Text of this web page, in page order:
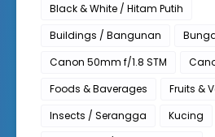
Black & White / Hitam Putih
Buildings / Bangunan
Canon 50mm f/1.8 STM
Foods & Baverages
Fruits &
Insects / Serangga
Kucing